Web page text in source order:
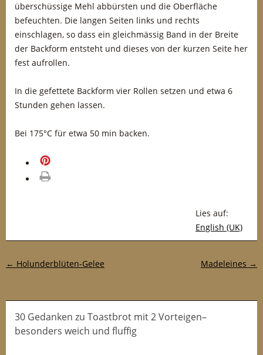
überschüssige Mehl abbürsten und die Oberfläche
befeuchten. Die langen Seiten links und rechts
einschlagen, so dass ein gleichmässig Band in der Breite
der Backform entsteht und dieses von der kurzen Seite her
fest aufrollen.
In die gefettete Backform vier Rollen setzen und etwa 6
Stunden gehen lassen.
Bei 175°C für etwa 50 min backen.
Lies auf:
English (UK)
Post-Navigation
← Holunderblüten-Gelee Madeleines →
30 Gedanken zu Toastbrot mit 2 Vorteigen–
besonders weich und fluffig